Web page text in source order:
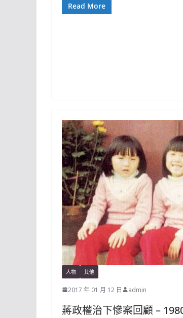
Read More
人物 其他
2017 年 01 月 12 日 admin
蔣政權治下慘案回顧 –